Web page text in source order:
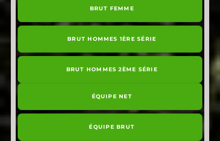
BRUT FEMME
BRUT HOMMES 1ÈRE SÉRIE
BRUT HOMMES 2ÈME SÉRIE
ÉQUIPE NET
ÉQUIPE BRUT